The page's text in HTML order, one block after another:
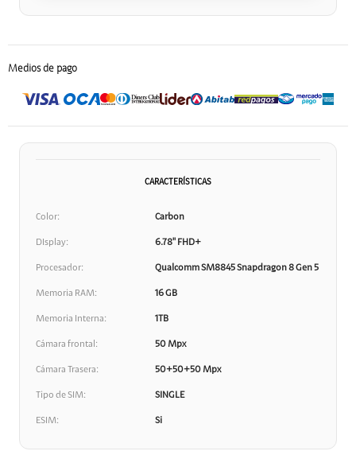
Medios de pago
CARACTERÍSTICAS
Color Carbon
DIsplay 6.78" FHD+
Procesador Qualcomm SM8845 Snapdragon 8 Gen 5
Memoria RAM 16 GB
Memoria Interna 1TB
Cámara frontal 50 Mpx
Cámara Trasera 50+50+50 Mpx
Tipo de SIM SINGLE
ESIM Si